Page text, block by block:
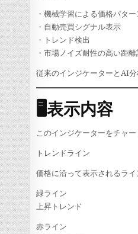
・機械学習による価格パタ
・自動売買シグナル表示
・トレンド検出
・市場ノイズ耐性の高い距
従来のインジケーターとAI
🖥表示内容
このインジケーターをチャ
トレンドライン
価格に沿って表示されるラ
緑ライン
上昇トレンド
赤ライン